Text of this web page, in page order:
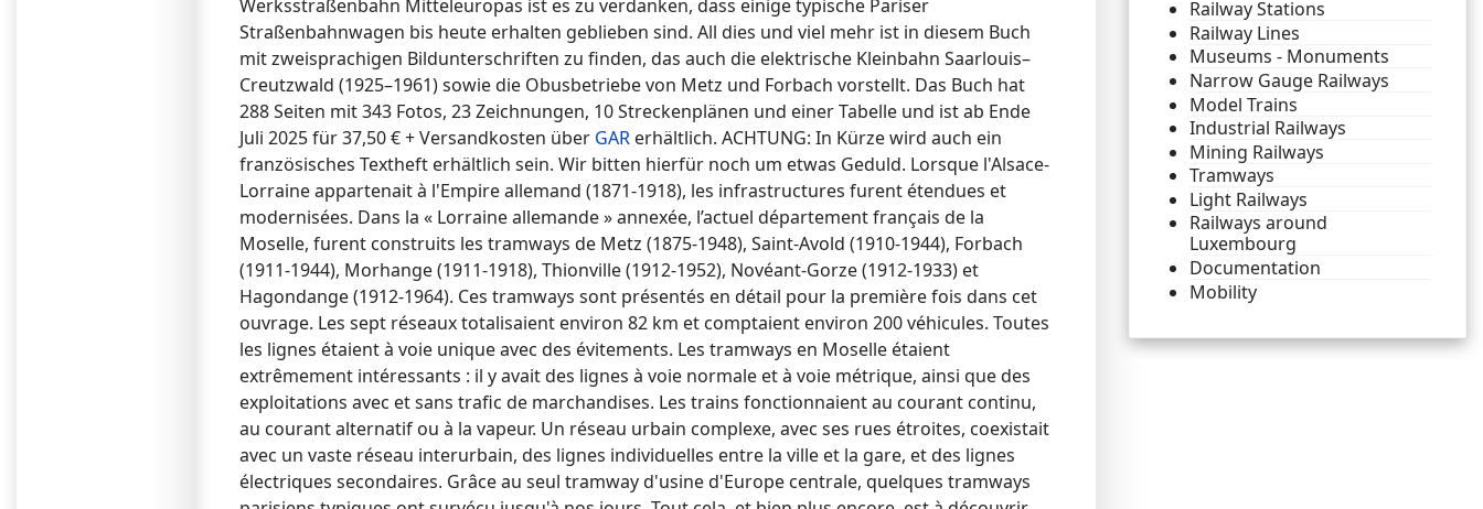
Werksstraßenbahn Mitteleuropas ist es zu verdanken, dass einige typische Pariser
Straßenbahnwagen bis heute erhalten geblieben sind. All dies und viel mehr ist in diesem Buch
mit zweisprachigen Bildunterschriften zu finden, das auch die elektrische Kleinbahn Saarlouis–
Creutzwald (1925–1961) sowie die Obusbetriebe von Metz und Forbach vorstellt. Das Buch hat
288 Seiten mit 343 Fotos, 23 Zeichnungen, 10 Streckenplänen und einer Tabelle und ist ab Ende
Juli 2025 für 37,50 € + Versandkosten über GAR erhältlich. ACHTUNG: In Kürze wird auch ein
französisches Textheft erhältlich sein. Wir bitten hierfür noch um etwas Geduld. Lorsque l'Alsace-
Lorraine appartenait à l'Empire allemand (1871-1918), les infrastructures furent étendues et
modernisées. Dans la « Lorraine allemande » annexée, l’actuel département français de la
Moselle, furent construits les tramways de Metz (1875-1948), Saint-Avold (1910-1944), Forbach
(1911-1944), Morhange (1911-1918), Thionville (1912-1952), Novéant-Gorze (1912-1933) et
Hagondange (1912-1964). Ces tramways sont présentés en détail pour la première fois dans cet
ouvrage. Les sept réseaux totalisaient environ 82 km et comptaient environ 200 véhicules. Toutes
les lignes étaient à voie unique avec des évitements. Les tramways en Moselle étaient
extrêmement intéressants : il y avait des lignes à voie normale et à voie métrique, ainsi que des
exploitations avec et sans trafic de marchandises. Les trains fonctionnaient au courant continu,
au courant alternatif ou à la vapeur. Un réseau urbain complexe, avec ses rues étroites, coexistait
avec un vaste réseau interurbain, des lignes individuelles entre la ville et la gare, et des lignes
électriques secondaires. Grâce au seul tramway d'usine d'Europe centrale, quelques tramways
Railway Stations
Railway Lines
Museums - Monuments
Narrow Gauge Railways
Model Trains
Industrial Railways
Mining Railways
Tramways
Light Railways
Railways around
Luxembourg
Documentation
Mobility